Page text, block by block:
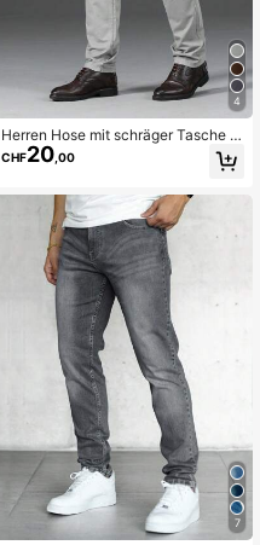
4
Herren Hose mit schräger Tasche u
nd geradem Bein ohne Gürtel, Herb
CHF20 ,00
7